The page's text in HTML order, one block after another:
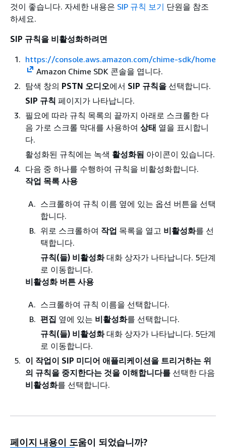
것이 좋습니다. 자세한 내용은 SIP 규칙 보기 단원을 참조
하세요.
SIP 규칙을 비활성화하려면
https://console.aws.amazon.com/chime-sdk/home
Amazon Chime SDK 콘솔을 엽니다.
탐색 창의 PSTN 오디오에서 SIP 규칙을 선택합니다.
SIP 규칙 페이지가 나타납니다.
필요에 따라 규칙 목록의 끝까지 아래로 스크롤한 다
음 가로 스크롤 막대를 사용하여 상태 열을 표시합니
다.
활성화된 규칙에는 녹색 활성화됨 아이콘이 있습니다.
다음 중 하나를 수행하여 규칙을 비활성화합니다.
작업 목록 사용
스크롤하여 규칙 이름 옆에 있는 옵션 버튼을 선택
합니다.
위로 스크롤하여 작업 목록을 열고 비활성화를 선
택합니다.
규칙(들) 비활성화대화 상자가 나타납니다. 5단계
로 이동합니다.
비활성화 버튼 사용
스크롤하여 규칙 이름을 선택합니다.
편집 옆에 있는 비활성화를 선택합니다.
규칙(들) 비활성화대화 상자가 나타납니다. 5단계
로 이동합니다.
이 작업이 SIP 미디어 애플리케이션을 트리거하는 위
의 규칙을 중지한다는 것을 이해합니다를 선택한 다음
비활성화를 선택합니다.
페이지 내용이 도움이 되었습니까?